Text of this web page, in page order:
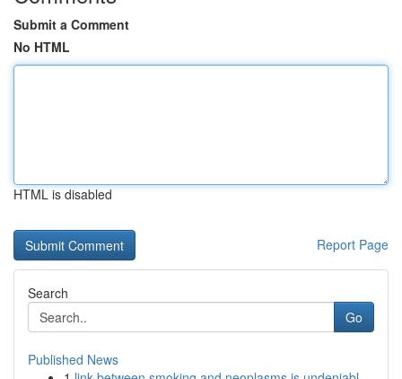
Submit a Comment
No HTML
HTML is disabled
Report Page
Search
Go
Published News